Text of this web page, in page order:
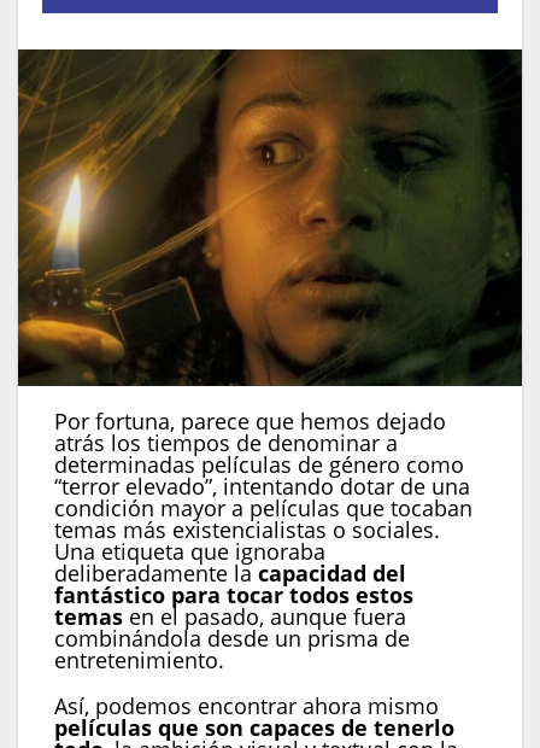
Por fortuna, parece que hemos dejado
atrás los tiempos de denominar a
determinadas películas de género como
“terror elevado”, intentando dotar de una
condición mayor a películas que tocaban
temas más existencialistas o sociales.
Una etiqueta que ignoraba
deliberadamente la capacidad del
fantástico para tocar todos estos
temas en el pasado, aunque fuera
combinándola desde un prisma de
entretenimiento.
Así, podemos encontrar ahora mismo
películas que son capaces de tenerlo